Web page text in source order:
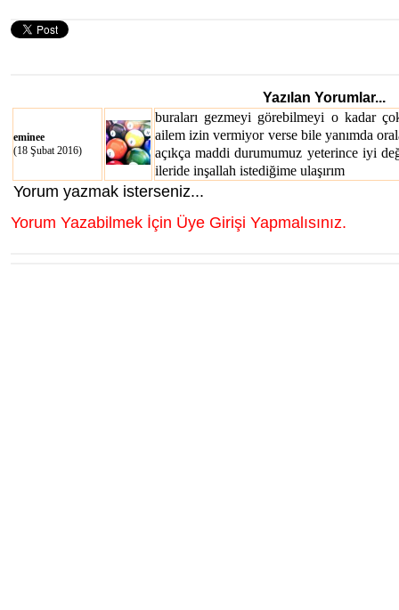
Yazılan Yorumlar...
eminee
(18 Şubat 2016)
buraları gezmeyi görebilmeyi o kadar
ailem izin vermiyor verse bile yanımda
açıkça maddi durumumuz yeterince iyi
ileride inşallah istediğime ulaşırım
Yorum yazmak isterseniz...
Yorum Yazabilmek İçin Üye Girişi Yapmalısınız.